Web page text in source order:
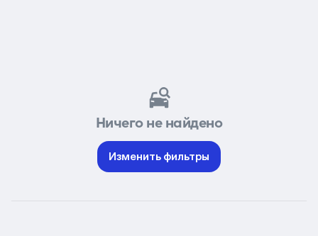
Ничего не найдено
Изменить фильтры